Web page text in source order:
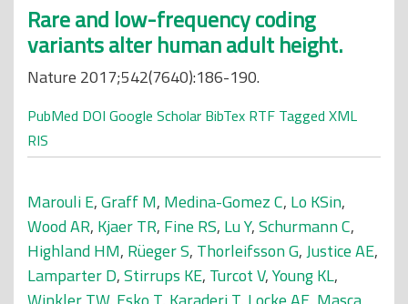
Rare and low-frequency coding
variants alter human adult height.
Nature 2017;542(7640):186-190.
PubMed DOI Google Scholar BibTex RTF Tagged XML
RIS
Marouli E,Graff M, Medina-Gomez C, Lo KSin,
Wood AR, Kjaer TR, Fine RS, Lu Y,Schurmann C,
Highland HM, Rüeger S, Thorleifsson G,Justice AE,
Lamparter D,Stirrups KE, Turcot V,Young KL,